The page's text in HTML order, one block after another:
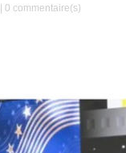
0 commentaire(s)